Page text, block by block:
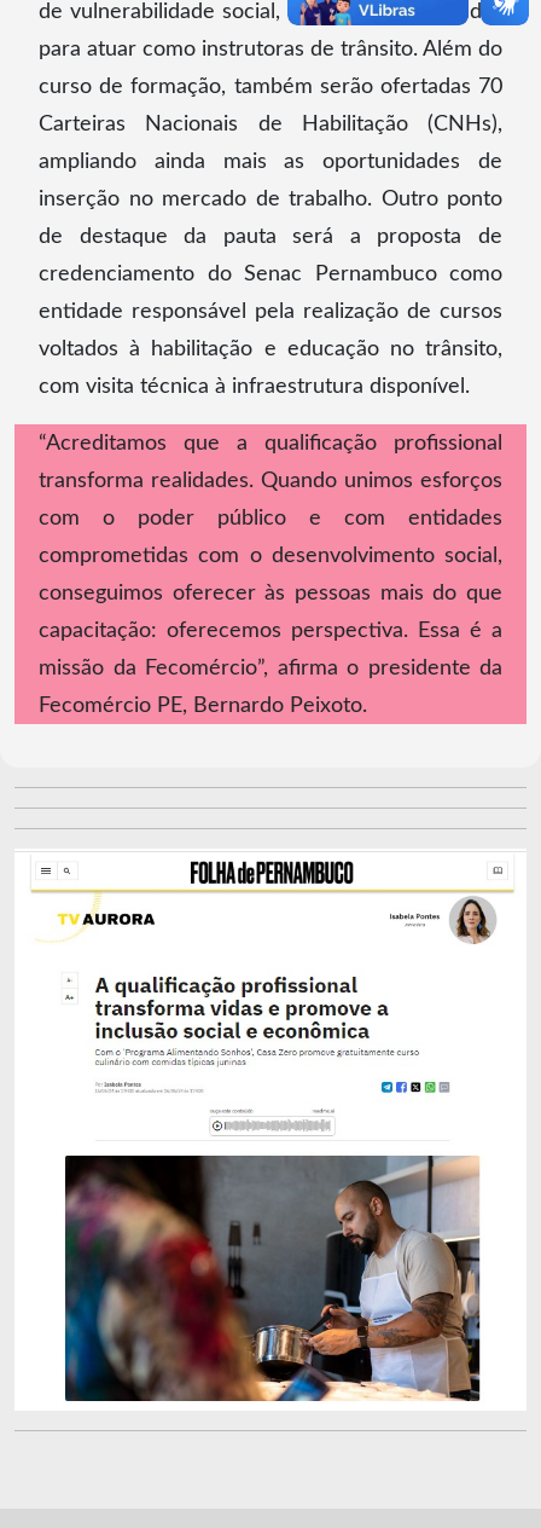
de vulnerabilidade social, que serão capacitadas
para atuar como instrutoras de trânsito. Além do
curso de formação, também serão ofertadas 70
Carteiras Nacionais de Habilitação (CNHs),
ampliando ainda mais as oportunidades de
inserção no mercado de trabalho. Outro ponto
de destaque da pauta será a proposta de
credenciamento do Senac Pernambuco como
entidade responsável pela realização de cursos
voltados à habilitação e educação no trânsito,
com visita técnica à infraestrutura disponível.
“Acreditamos que a qualificação profissional
transforma realidades. Quando unimos esforços
com o poder público e com entidades
comprometidas com o desenvolvimento social,
conseguimos oferecer às pessoas mais do que
capacitação: oferecemos perspectiva. Essa é a
missão da Fecomércio”, afirma o presidente da
Fecomércio PE, Bernardo Peixoto.